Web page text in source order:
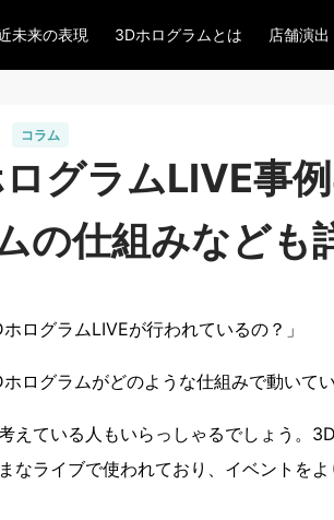
未来の表現 3Dホログラムとは 店舗演出
コラム
グラムLIVE事
の仕組みなども
ログラムLIVEが行われているの？」
ログラムがどのような仕組みで動いて
えている人もいらっしゃるでしょう。
なライブで使われており、イベントを